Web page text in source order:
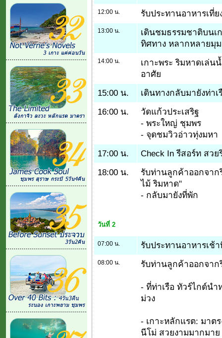
12:00 น. รับประทานอาหารเที่
13:00 น.
เดินชมธรรมชาติบนเ
ทิศทาง หลากหลายมุม
14:00 น.
เกาะพระ ริมหาดเล่
อาศัย
15:00 น.
เดินทางกลับมายังท่า
16:00 น.
วัดแก้วประเสริฐ
- พระใหญ่ ชุมพร
- จุดชมวิวอ่าวทุ่งมหา
17:00 น.
Check In รีสอร์ท สว
18:00 น.
รับท่านลูกค้าออกจาก
ไม้ ริมหาด"
- กลับมายังที่พัก
วันที่ 2
07:00 น. รับประทานอาหารเช้
08:00 น. รับท่านลูกค้าออกจาก
- ที่ท่าเรือ ทัวร์ไกด์นำ
ม่วง
- เกาะหลักแรต: มาต
นีโม่ สวยงามมากมา